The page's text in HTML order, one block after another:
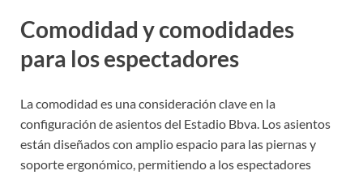
Comodidad y comodidades
para los espectadores
La comodidad es una consideración clave en la
configuración de asientos del Estadio Bbva. Los asientos
están diseñados con amplio espacio para las piernas y
soporte ergonómico, permitiendo a los espectadores